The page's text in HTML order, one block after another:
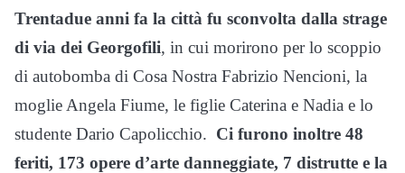
Trentadue anni fa la città fu sconvolta dalla strage
di via dei Georgofili, in cui morirono per lo scoppio
di autobomba di Cosa Nostra Fabrizio Nencioni, la
moglie Angela Fiume, le figlie Caterina e Nadia e lo
studente Dario Capolicchio. Ci furono inoltre 48
feriti, 173 opere d’arte danneggiate, 7 distrutte e la